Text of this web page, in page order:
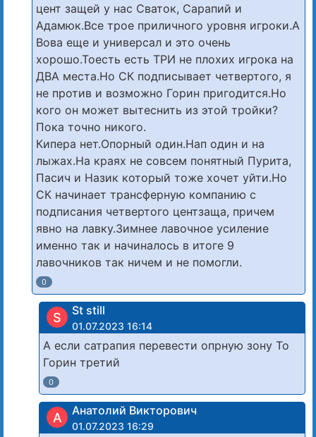
цент защей у нас Сваток, Сарапий и
Адамюк.Все трое приличного уровня игроки.А
Вова еще и универсал и это очень
хорошо.Тоесть есть ТРИ не плохих игрока на
ДВА места.Но СК подписывает четвертого, я
не против и возможно Горин пригодится.Но
кого он может вытеснить из этой тройки?
Пока точно никого.
Кипера нет.Опорный один.Нап один и на
лыжах.На краях не совсем понятный Пурита,
Пасич и Назик который тоже хочет уйти.Но
СК начинает трансферную компанию с
подписания четвертого центзаща, причем
явно на лавку.Зимнее лавочное усиление
именно так и начиналось в итоге 9
лавочников так ничем и не помогли.
0
S St still
01.07.2023 16:14
А если сатрапия перевести опрную зону То
Горин третий
0
А Анатолий Викторович
01.07.2023 16:29